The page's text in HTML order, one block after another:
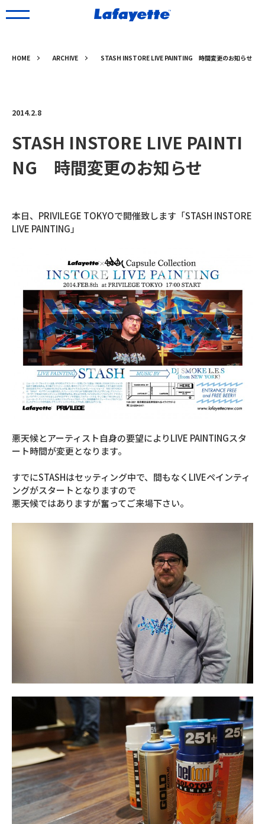
HOME ARCHIVE STASH INSTORE LIVE PAINTING 時間変更のお知らせ
2014.2.8
STASH INSTORE LIVE PAINTI
NG 時間変更のお知らせ
本日、PRIVILEGE TOKYOで開催致します「STASH INSTORE
LIVE PAINTING」
悪天候とアーティスト自身の要望によりLIVE PAINTINGスタ
ート時間が変更となります。
すでにSTASHはセッティング中で、間もなくLIVEペインティ
ングがスタートとなりますので
悪天候ではありますが奮ってご来場下さい。